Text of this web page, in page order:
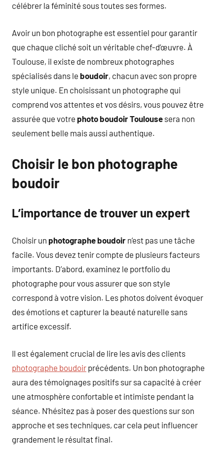
célébrer la féminité sous toutes ses formes.
Avoir un bon photographe est essentiel pour garantir
que chaque cliché soit un véritable chef-d’œuvre. À
Toulouse, il existe de nombreux photographes
spécialisés dans le boudoir, chacun avec son propre
style unique. En choisissant un photographe qui
comprend vos attentes et vos désirs, vous pouvez être
assurée que votre photo boudoir Toulouse sera non
seulement belle mais aussi authentique.
Choisir le bon photographe
boudoir
L’importance de trouver un expert
Choisir un photographe boudoir n’est pas une tâche
facile. Vous devez tenir compte de plusieurs facteurs
importants. D’abord, examinez le portfolio du
photographe pour vous assurer que son style
correspond à votre vision. Les photos doivent évoquer
des émotions et capturer la beauté naturelle sans
artifice excessif.
Il est également crucial de lire les avis des clients
photographe boudoir précédents. Un bon photographe
aura des témoignages positifs sur sa capacité à créer
une atmosphère confortable et intimiste pendant la
séance. N’hésitez pas à poser des questions sur son
approche et ses techniques, car cela peut influencer
grandement le résultat final.